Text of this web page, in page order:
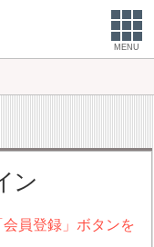
MENU
ン
員登録」ボタンを